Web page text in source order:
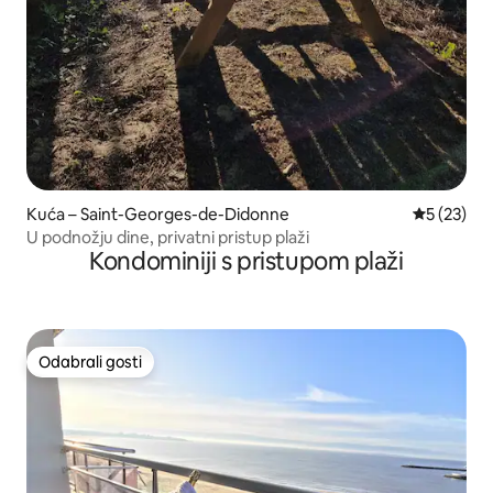
Kuća – Saint-Georges-de-Didonne Prosječna
5 (23)
U podnožju dine, privatni pristup plaži
Kondominiji s pristupom plaži
Odabrali gosti
Odabrali gosti